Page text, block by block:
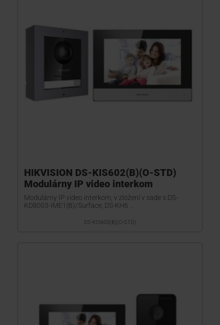
HIKVISION DS-KIS602(B)(O-STD)
Modulárny IP video interkom
Modulárny IP video interkom, v zložení v sade s DS-
KD8003-IME1(B)/Surface, DS-KH6 ...
DS-KIS602(B)(O-STD)